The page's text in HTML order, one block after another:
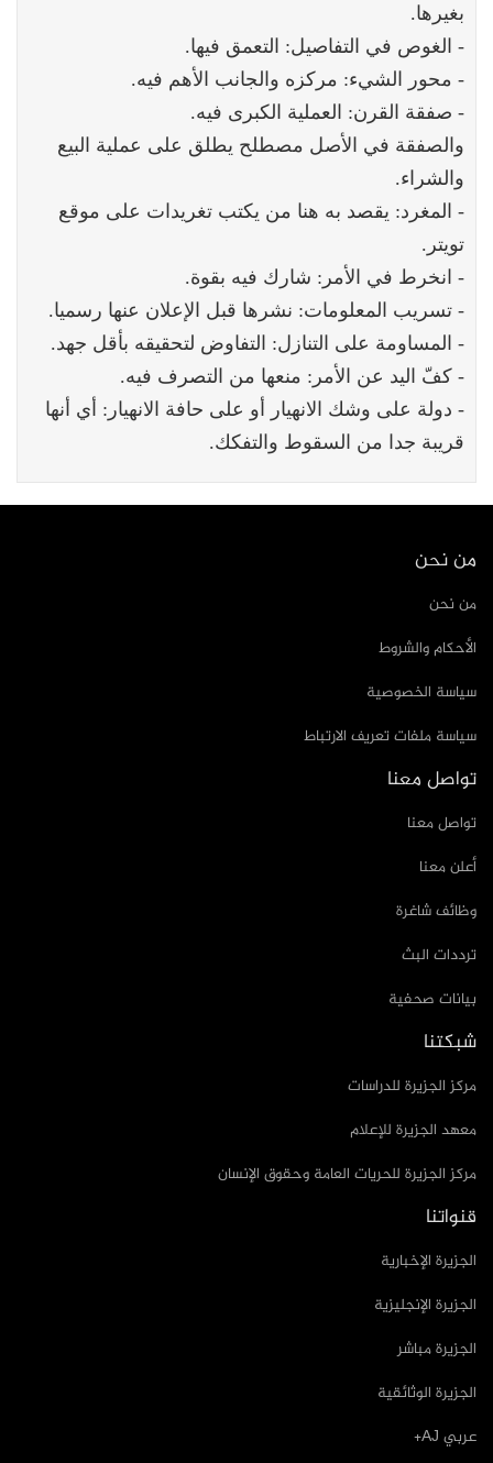
بغيرها.
- الغوص في التفاصيل: التعمق فيها.
- محور الشيء: مركزه والجانب الأهم فيه.
- صفقة القرن: العملية الكبرى فيه.
والصفقة في الأصل مصطلح يطلق على عملية البيع
والشراء.
- المغرد: يقصد به هنا من يكتب تغريدات على موقع
تويتر.
- انخرط في الأمر: شارك فيه بقوة.
- تسريب المعلومات: نشرها قبل الإعلان عنها رسميا.
- المساومة على التنازل: التفاوض لتحقيقه بأقل جهد.
- كفّ اليد عن الأمر: منعها من التصرف فيه.
- دولة على وشك الانهيار أو على حافة الانهيار: أي أنها
قريبة جدا من السقوط والتفكك.
من نحن
من نحن
الأحكام والشروط
سياسة الخصوصية
سياسة ملفات تعريف الارتباط
تواصل معنا
تواصل معنا
أعلن معنا
وظائف شاغرة
ترددات البث
بيانات صحفية
شبكتنا
مركز الجزيرة للدراسات
معهد الجزيرة للإعلام
مركز الجزيرة للحريات العامة وحقوق الإنسان
قنواتنا
الجزيرة الإخبارية
الجزيرة الإنجليزية
الجزيرة مباشر
الجزيرة الوثائقية
عربي AJ+